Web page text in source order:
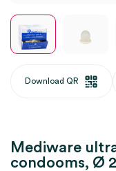
Download QR
Mediware
condooms, Ø